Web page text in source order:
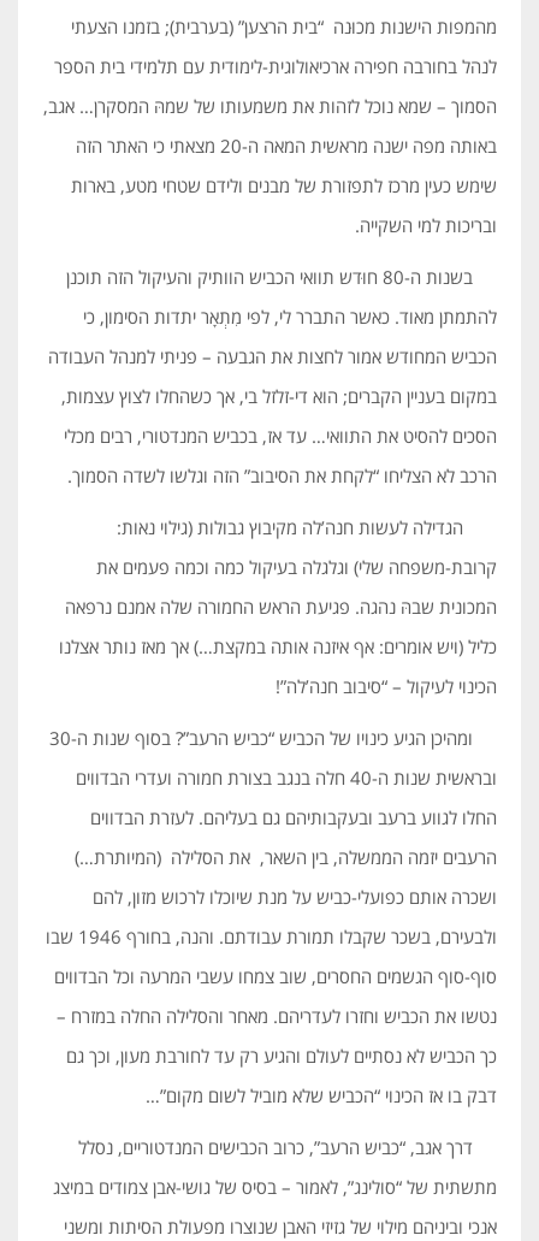
מהמפות הישנות מכוּנה “בית הרצען” (בערבית); בזמנו הצעתי
לנהל בחורבה חפירה ארכיאולוגית-לימודית עם תלמידי בית הספר
הסמוך – שמא נוכל לזהות את משמעותו של שמהּ המסקרן… אגב,
באותה מפה ישנה מראשית המאה ה-20 מצאתי כי האתר הזה
שימש כעין מרכז לתפזורת של מבנים ולידם שטחי מטע, בארות
ובריכות למי השקייה.
בשנות ה-80 חוּדש תוואי הכביש הוותיק והעיקול הזה תוכנן
להתמתן מאוד. כאשר התברר לי, לפי מִתְאָר יתדות הסימון, כי
הכביש המחודש אמור לחצות את הגבעה – פניתי למנהל העבודה
במקום בעניין הקברים; הוא די-זלזל בי, אך כשהחלו לצוץ עצמות,
הסכים להסיט את התוואי… עד אז, בכביש המנדטורי, רבים מכלי
הרכב לא הצליחו “לקחת את הסיבוב” הזה וגלשו לשדה הסמוך.
הגדילה לעשות חנה’לה מקיבוץ גבולות (גילוי נאות:
קרובת-משפחה שלי) וגלגלה בעיקול כמה וכמה פעמים את
המכונית שבהּ נהגה. פגיעת הראש החמורה שלה אמנם נרפאה
כליל (ויש אומרים: אף איזנה אותה במקצת…) אך מאז נותר אצלנו
הכינוי לעיקול – “סיבוב חנה’לה”!
ומהיכן הגיע כינויו של הכביש “כביש הרעב”? בסוף שנות ה-30
ובראשית שנות ה-40 חלה בנגב בצורת חמורה ועדרי הבדווים
החלו לגווע ברעב ובעקבותיהם גם בעליהם. לעזרת הבדווים
הרעבים יזמה הממשלה, בין השאר, את הסלילה (המיותרת…)
ושכרה אותם כפועלי-כביש על מנת שיוכלו לרכוש מזון, להם
ולבעירם, בשכר שקבלו תמורת עבודתם. והנה, בחורף 1946 שבו
סוף-סוף הגשמים החסרים, שוב צמחו עשבי המרעה וכל הבדווים
נטשו את הכביש וחזרו לעדריהם. מאחר והסלילה החלה במזרח –
כך הכביש לא נסתיים לעולם והגיע רק עד לחורבת מעון, וכך גם
דבק בו אז הכינוי “הכביש שלא מוביל לשום מקום”…
דרך אגב, “כביש הרעב”, כרוב הכבישים המנדטוריים, נסלל
מתשתית של “סולינג”, לאמור – בסיס של גושי-אבן צמודים במיצג
אנכי וביניהם מילוי של גזיזי האבן שנוצרו מפעולת הסיתות ומשני